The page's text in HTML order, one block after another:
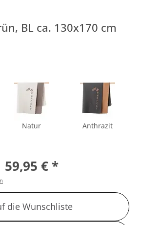
BL ca. 130x170 cm
Natur Anthrazit
59,95 € *
die Wunschliste